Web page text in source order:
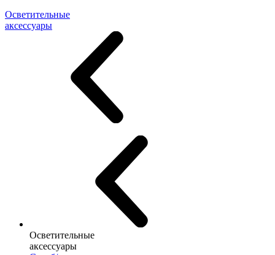
Осветительные
аксессуары
Осветительные
аксессуары